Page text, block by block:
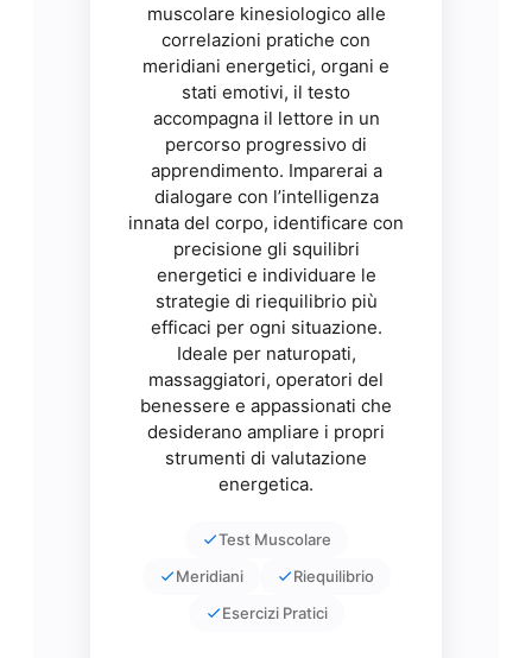
muscolare kinesiologico alle
correlazioni pratiche con
meridiani energetici, organi e
stati emotivi, il testo
accompagna il lettore in un
percorso progressivo di
apprendimento. Imparerai a
dialogare con l’intelligenza
innata del corpo, identificare con
precisione gli squilibri
energetici e individuare le
strategie di riequilibrio più
efficaci per ogni situazione.
Ideale per naturopati,
massaggiatori, operatori del
benessere e appassionati che
desiderano ampliare i propri
strumenti di valutazione
energetica.
Test Muscolare
Meridiani
Riequilibrio
Esercizi Pratici